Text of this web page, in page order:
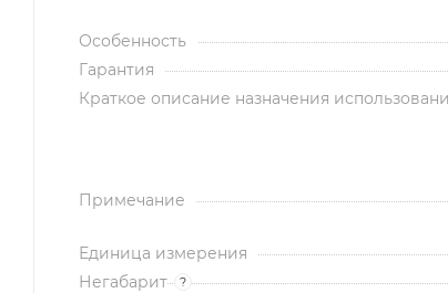
Особенность
Гарантия
Краткое описание назначения
Примечание
Единица измерения
Негабарит
?